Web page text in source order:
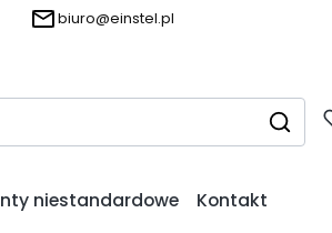
biuro@einstel.pl
WyczyśćSzukaj
niestandardowe Kontakt